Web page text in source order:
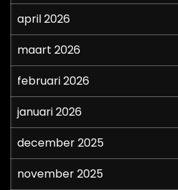
april 2026
maart 2026
februari 2026
januari 2026
december 2025
november 2025